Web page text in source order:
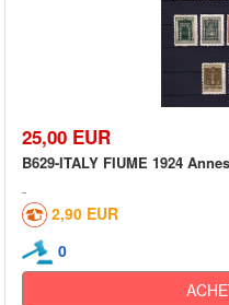
25,00 EUR
B629-ITALY FIUME 1924
2,90 EUR
0